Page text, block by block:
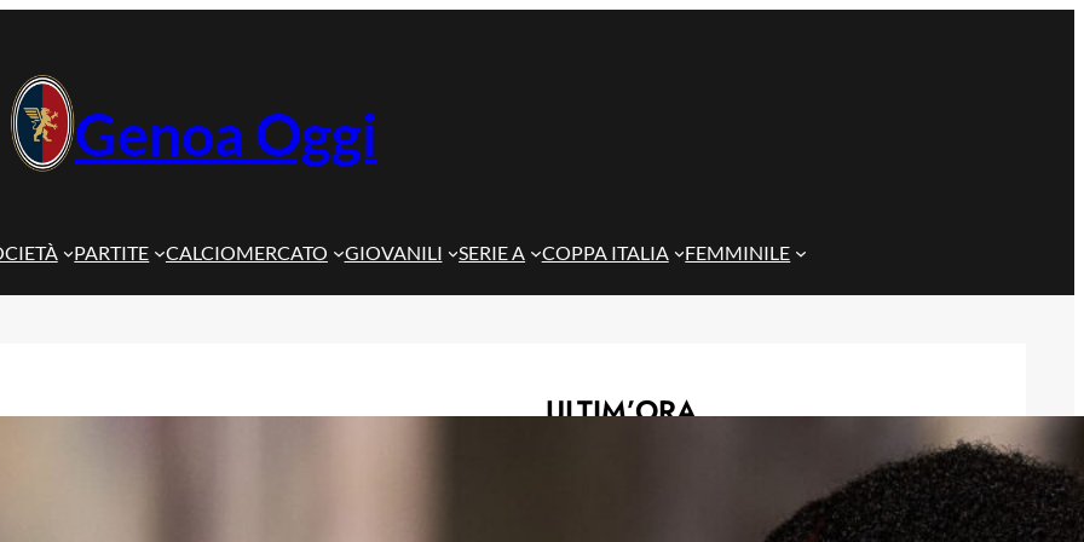
Genoa Oggi
PARTITE CALCIOMERCATO GIOVANILI SERIE A COPPA ITALIA FEMMINILE
ULTIM’ORA
Rientra Østigård, il Genoa prepara il
trittico di sfide al Ferraris